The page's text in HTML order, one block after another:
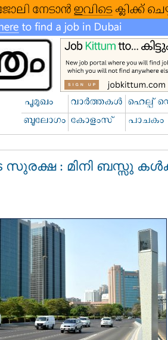
സുരക്ഷ : മിനി ബസ്സു